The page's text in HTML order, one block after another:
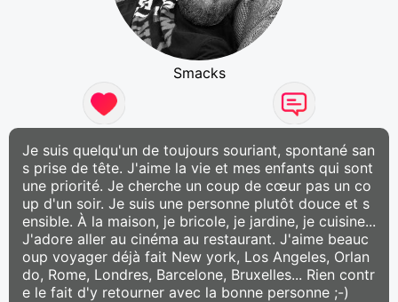
Smacks
Je suis quelqu'un de toujours souriant, spontané san
s prise de tête. J'aime la vie et mes enfants qui sont
une priorité. Je cherche un coup de cœur pas un co
up d'un soir. Je suis une personne plutôt douce et s
ensible. À la maison, je bricole, je jardine, je cuisine...
J'adore aller au cinéma au restaurant. J'aime beauc
oup voyager déjà fait New york, Los Angeles, Orlan
do, Rome, Londres, Barcelone, Bruxelles... Rien contr
e le fait d'y retourner avec la bonne personne ;-)